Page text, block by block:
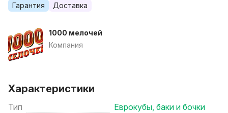
Гарантия
Доставка
1000 мелочей
Компания
Характеристики
Тип
Еврокубы, баки и бочки